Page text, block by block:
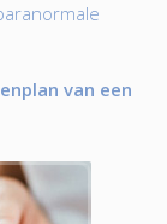
van een